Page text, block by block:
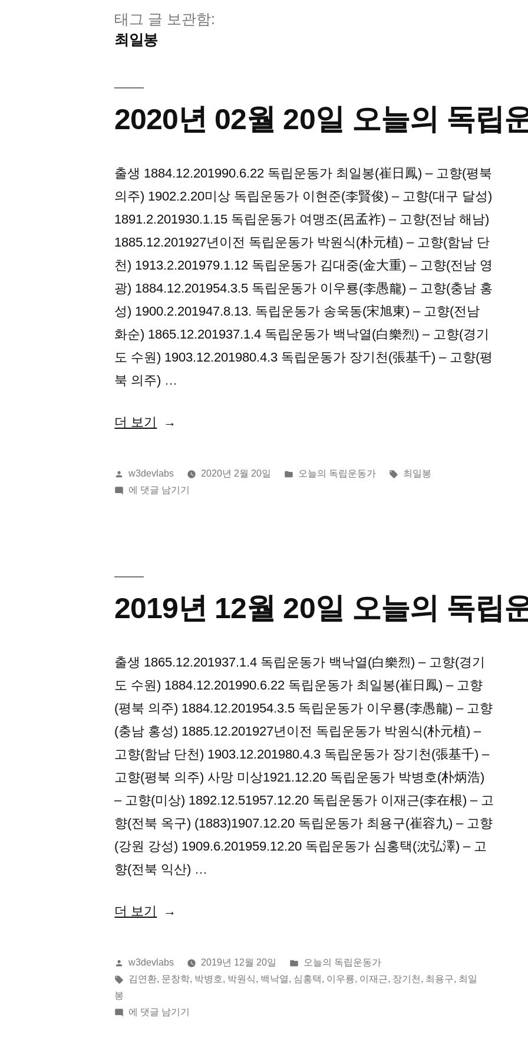
태그 글 보관함:
최일봉
2020년 02월 20일 오늘의 독립
출생 1884.12.201990.6.22 독립운동가 최일봉(崔日鳳) – 고향(평북
의주) 1902.2.20미상 독립운동가 이현준(李賢俊) – 고향(대구 달성)
1891.2.201930.1.15 독립운동가 여맹조(呂孟祚) – 고향(전남 해남)
1885.12.201927년이전 독립운동가 박원식(朴元植) – 고향(함남 단
천) 1913.2.201979.1.12 독립운동가 김대중(金大重) – 고향(전남 영
광) 1884.12.201954.3.5 독립운동가 이우룡(李愚龍) – 고향(충남 홍
성) 1900.2.201947.8.13. 독립운동가 송욱동(宋旭東) – 고향(전남
화순) 1865.12.201937.1.4 독립운동가 백낙열(白樂烈) – 고향(경기
도 수원) 1903.12.201980.4.3 독립운동가 장기천(張基千) – 고향(평
북 의주) …
더 보기 “2020
02
월
의
동
올
린
w3devlabs 2020년 2월 20일
게
오늘의 독립운동가
태
최일봉
2020
늘
의
립
운
동
가
에 댓글 남기기
2019년 12월 20일 오늘의 독립
출생 1865.12.201937.1.4 독립운동가 백낙열(白樂烈) – 고향(경기
도 수원) 1884.12.201990.6.22 독립운동가 최일봉(崔日鳳) – 고향
(평북 의주) 1884.12.201954.3.5 독립운동가 이우룡(李愚龍) – 고향
(충남 홍성) 1885.12.201927년이전 독립운동가 박원식(朴元植) –
고향(함남 단천) 1903.12.201980.4.3 독립운동가 장기천(張基千) –
고향(평북 의주) 사망 미상1921.12.20 독립운동가 박병호(朴炳浩)
– 고향(미상) 1892.12.51957.12.20 독립운동가 이재근(李在根) – 고
향(전북 옥구) (1883)1907.12.20 독립운동가 최용구(崔容九) – 고향
(강원 강성) 1909.6.201959.12.20 독립운동가 심홍택(沈弘澤) – 고
향(전북 익산) …
더 보기 “2019
12
월
올
린
w3devlabs 2019년 12월 20일
게
시
오늘의 독립운동가
태
김연환, 문창학, 박병호, 박원식, 백낙열, 심홍택, 이우룡, 이재근, 장기천 , 최용구, 최일
봉
2019
에 댓글 남기기